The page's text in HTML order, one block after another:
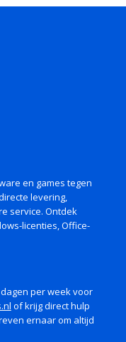
en games tegen
levering,
service. Ontdek
licenties, Office-
per week voor
of krijg direct hulp
ernaar om altijd